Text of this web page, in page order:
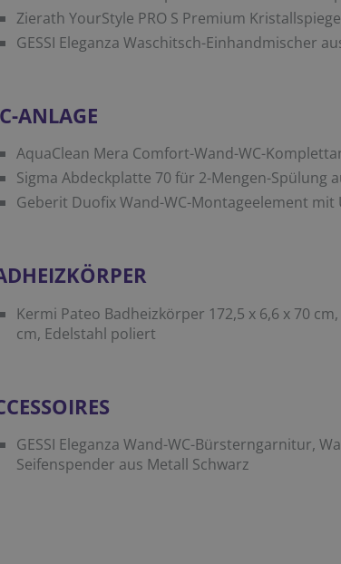
Zierath YourStyle PRO S Premium
GESSI Eleganza Waschitsch-Einhandmischer
ANLAGE
AquaClean Mera Comfort-Wand-WC-
Sigma Abdeckplatte 70 für 2-Mengen-Spülung
Geberit Duofix Wand-WC-Montageelement mit
Kermi Pateo Badheizkörper 172,5 x 6,6 x 70
cm, Edelstahl poliert
GESSI Eleganza Wand-WC-Bürsterngarnitur,
Seifenspender aus Metall Schwarz